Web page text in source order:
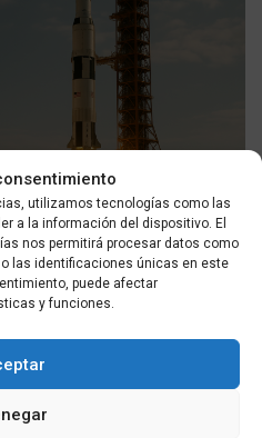
utilizamos tecnologías como las
a la información del dispositivo. El
nos permitirá procesar datos como
las identificaciones únicas en este
puede afectar
y funciones.
espacial: desde el
que transformaron nuestra
2026